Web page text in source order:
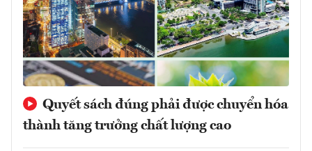
Quyết sách đúng phải được chuyển hóa
thành tăng trưởng chất lượng cao